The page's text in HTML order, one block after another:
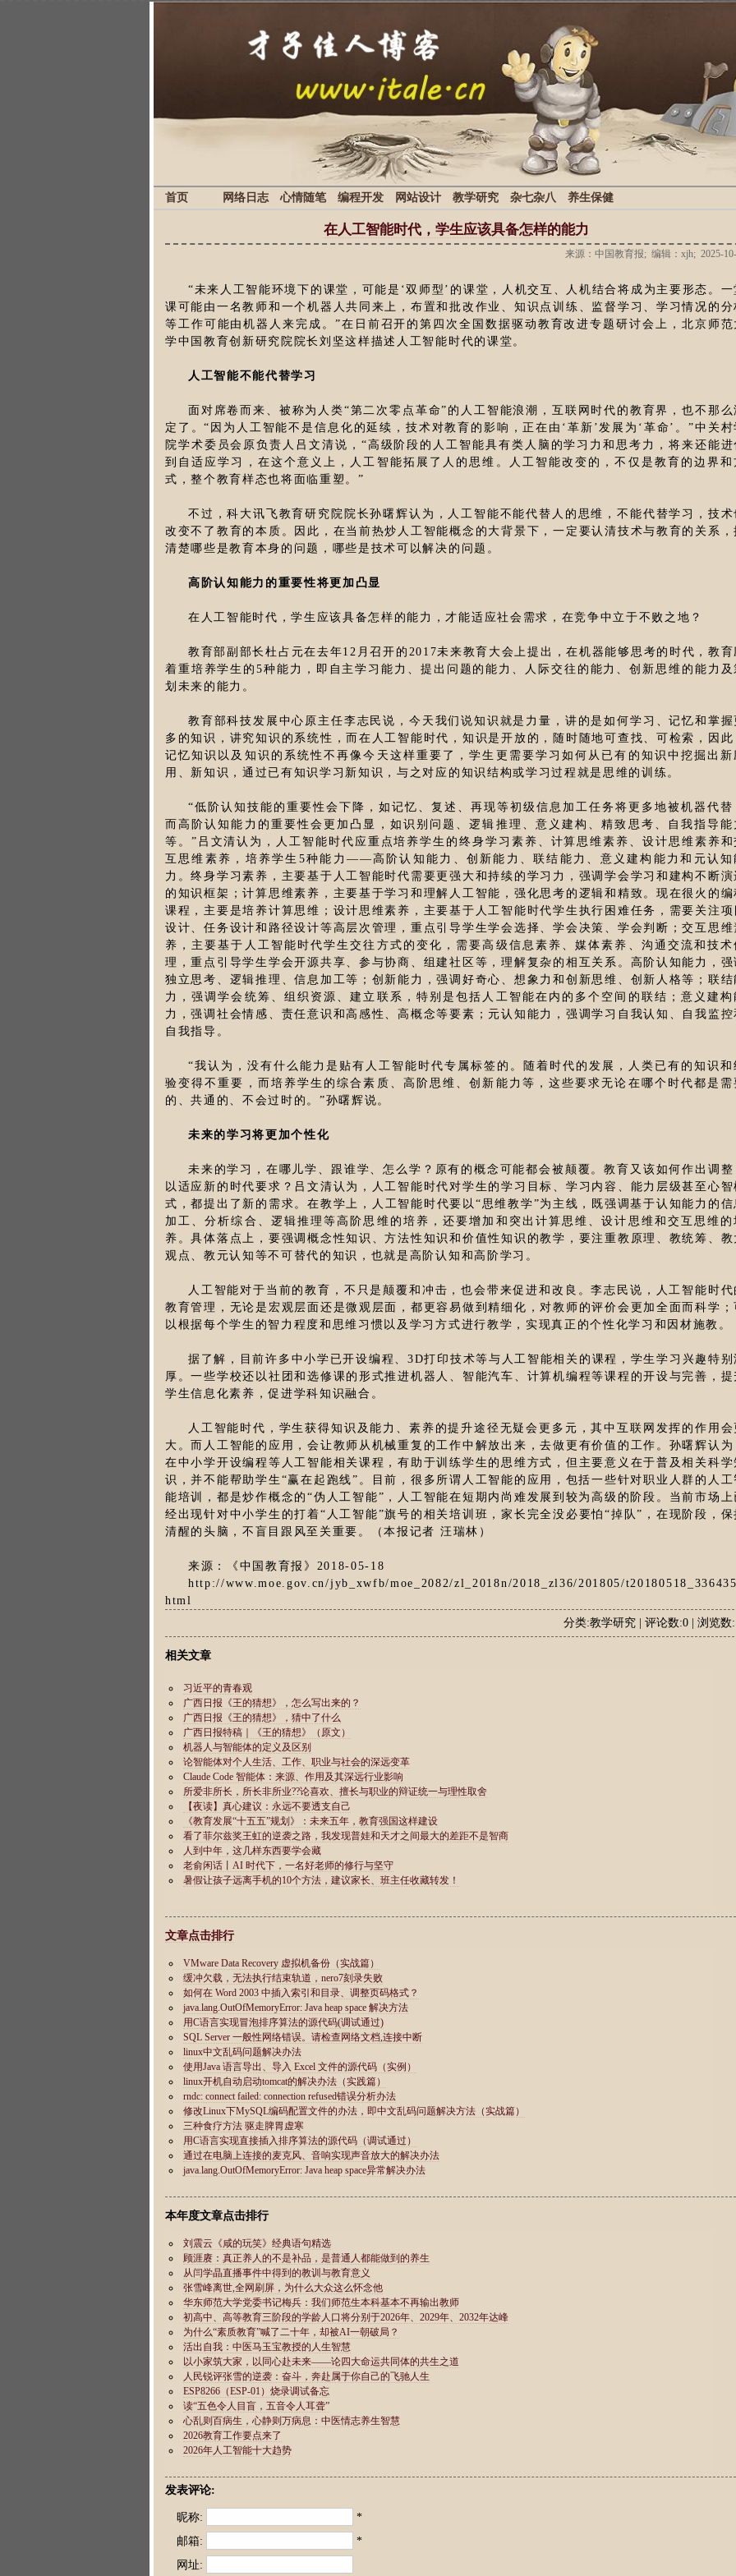
首页 网络日志 心情随笔 编程开发 网站设计 教学研究 杂七杂八 养生保健
在人工智能时代，学生应该具备怎样的能力
来源：中国教育报; 编辑：xjh; 2025-
“未来人工智能环境下的课堂，可能是‘双师型’的课堂，人机交互、人机结合将成为主要形态。一
课可能由一名教师和一个机器人共同来上，布置和批改作业、知识点训练、监督学习、学习情况的分
等工作可能由机器人来完成。”在日前召开的第四次全国数据驱动教育改进专题研讨会上，北京师范
学中国教育创新研究院院长刘坚这样描述人工智能时代的课堂。
人工智能不能代替学习
面对席卷而来、被称为人类“第二次零点革命”的人工智能浪潮，互联网时代的教育界，也不那么
定了。“因为人工智能不是信息化的延续，技术对教育的影响，正在由‘革新’发展为‘革命’。”中关村
院学术委员会原负责人吕文清说，“高级阶段的人工智能具有类人脑的学习力和思考力，将来还能进
到自适应学习，在这个意义上，人工智能拓展了人的思维。人工智能改变的，不仅是教育的边界和
式，整个教育样态也将面临重塑。”
不过，科大讯飞教育研究院院长孙曙辉认为，人工智能不能代替人的思维，不能代替学习，技术
改变不了教育的本质。因此，在当前热炒人工智能概念的大背景下，一定要认清技术与教育的关系，
清楚哪些是教育本身的问题，哪些是技术可以解决的问题。
高阶认知能力的重要性将更加凸显
在人工智能时代，学生应该具备怎样的能力，才能适应社会需求，在竞争中立于不败之地？
教育部副部长杜占元在去年12月召开的2017未来教育大会上提出，在机器能够思考的时代，教育
着重培养学生的5种能力，即自主学习能力、提出问题的能力、人际交往的能力、创新思维的能力及
划未来的能力。
教育部科技发展中心原主任李志民说，今天我们说知识就是力量，讲的是如何学习、记忆和掌握
多的知识，讲究知识的系统性，而在人工智能时代，知识是开放的，随时随地可查找、可检索，因此
记忆知识以及知识的系统性不再像今天这样重要了，学生更需要学习如何从已有的知识中挖掘出新
用、新知识，通过已有知识学习新知识，与之对应的知识结构或学习过程就是思维的训练。
“低阶认知技能的重要性会下降，如记忆、复述、再现等初级信息加工任务将更多地被机器代替
而高阶认知能力的重要性会更加凸显，如识别问题、逻辑推理、意义建构、精致思考、自我指导能
等。”吕文清认为，人工智能时代应重点培养学生的终身学习素养、计算思维素养、设计思维素养和
互思维素养，培养学生5种能力——高阶认知能力、创新能力、联结能力、意义建构能力和元认知
力。终身学习素养，主要基于人工智能时代需要更强大和持续的学习力，强调学会学习和建构不断演
的知识框架；计算思维素养，主要基于学习和理解人工智能，强化思考的逻辑和精致。现在很火的编
课程，主要是培养计算思维；设计思维素养，主要基于人工智能时代学生执行困难任务，需要关注项
设计、任务设计和路径设计等高层次管理，重点引导学生学会选择、学会决策、学会判断；交互思维
养，主要基于人工智能时代学生交往方式的变化，需要高级信息素养、媒体素养、沟通交流和技术
理，重点引导学生学会开源共享、参与协商、组建社区等，理解复杂的相互关系。高阶认知能力，强
独立思考、逻辑推理、信息加工等；创新能力，强调好奇心、想象力和创新思维、创新人格等；联结
力，强调学会统筹、组织资源、建立联系，特别是包括人工智能在内的多个空间的联结；意义建构
力，强调社会情感、责任意识和高感性、高概念等要素；元认知能力，强调学习自我认知、自我监控
自我指导。
“我认为，没有什么能力是贴有人工智能时代专属标签的。随着时代的发展，人类已有的知识和
验变得不重要，而培养学生的综合素质、高阶思维、创新能力等，这些要求无论在哪个时代都是需
的、共通的、不会过时的。”孙曙辉说。
未来的学习将更加个性化
未来的学习，在哪儿学、跟谁学、怎么学？原有的概念可能都会被颠覆。教育又该如何作出调整
以适应新的时代要求？吕文清认为，人工智能时代对学生的学习目标、学习内容、能力层级甚至心智
式，都提出了新的需求。在教学上，人工智能时代要以“思维教学”为主线，既强调基于认知能力的信
加工、分析综合、逻辑推理等高阶思维的培养，还要增加和突出计算思维、设计思维和交互思维的
养。具体落点上，要强调概念性知识、方法性知识和价值性知识的教学，要注重教原理、教统筹、教
观点、教元认知等不可替代的知识，也就是高阶认知和高阶学习。
人工智能对于当前的教育，不只是颠覆和冲击，也会带来促进和改良。李志民说，人工智能时代
教育管理，无论是宏观层面还是微观层面，都更容易做到精细化，对教师的评价会更加全面而科学；
以根据每个学生的智力程度和思维习惯以及学习方式进行教学，实现真正的个性化学习和因材施教。
据了解，目前许多中小学已开设编程、3D打印技术等与人工智能相关的课程，学生学习兴趣特别
厚。一些学校还以社团和选修课的形式推进机器人、智能汽车、计算机编程等课程的开设与完善，提
学生信息化素养，促进学科知识融合。
人工智能时代，学生获得知识及能力、素养的提升途径无疑会更多元，其中互联网发挥的作用会
大。而人工智能的应用，会让教师从机械重复的工作中解放出来，去做更有价值的工作。孙曙辉认为
在中小学开设编程等人工智能相关课程，有助于训练学生的思维方式，但主要意义在于普及相关科学
识，并不能帮助学生“赢在起跑线”。目前，很多所谓人工智能的应用，包括一些针对职业人群的人工
能培训，都是炒作概念的“伪人工智能”，人工智能在短期内尚难发展到较为高级的阶段。当前市场上
经出现针对中小学生的打着“人工智能”旗号的相关培训班，家长完全没必要怕“掉队”，在现阶段，保
清醒的头脑，不盲目跟风至关重要。（本报记者 汪瑞林）
来源：《中国教育报》2018-05-18
http://www.moe.gov.cn/jyb_xwfb/moe_2082/zl_2018n/2018_zl36/201805/t20180518_336435.
html
分类:教学研究 | 评论数:0 | 浏览数
相关文章
文章点击排行
本年度文章点击排行
发表评论:
昵称:
*
邮箱:
*
网址: